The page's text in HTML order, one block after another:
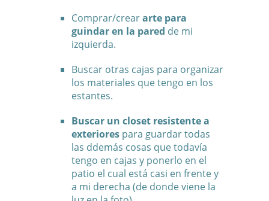
Comprar/creararte para
guindar en la pared de mi
izquierda.
Buscar otras cajas para organizar
los materiales que tengo en los
estantes.
Buscar un closet resistente a
exteriores para guardar todas
las ddemás cosas que todavía
tengo en cajas y ponerlo en el
patio el cual está casi en frente y
a mi derecha (de donde viene la